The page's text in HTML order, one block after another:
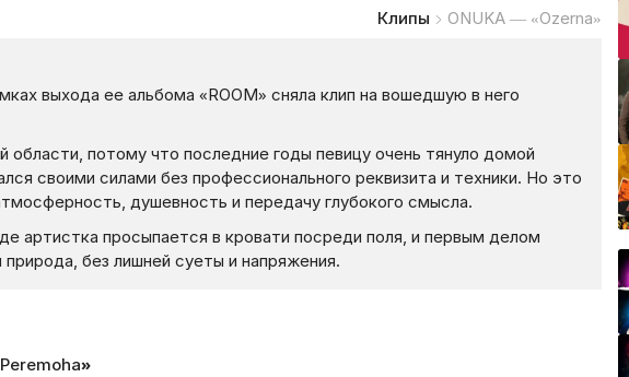
Клипы ONUKA — «Ozerna»
выхода ее альбома «ROOM» сняла клип на вошедшую в него
области, потому что последние годы певицу очень тянуло домой
своими силами без профессионального реквизита и техники. Но это
душевность и передачу глубокого смысла.
артистка просыпается в кровати посреди поля, и первым делом
без лишней суеты и напряжения.